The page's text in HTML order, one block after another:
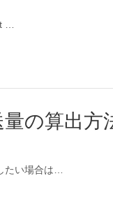
…
の算出方
たい場合は…